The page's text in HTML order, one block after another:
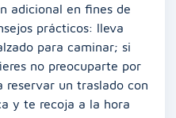
adicional en fines de
prácticos: lleva
para caminar; si
no preocuparte por
reservar un traslado con
y te recoja a la hora